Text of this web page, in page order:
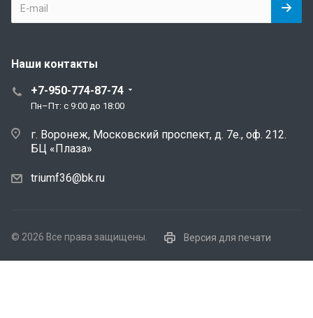
Наши контакты
+7-950-774-87-74
Пн–Пт: с 9:00 до 18:00
г. Воронеж, Московский проспект, д. 7е., оф. 212.
БЦ «Плаза»
triumf36@bk.ru
© 2026 Все права защищены. Версия для печати